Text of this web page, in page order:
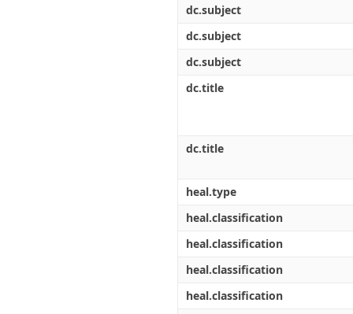
dc.subject
dc.subject
dc.subject
dc.title
dc.title
heal.type
heal.classification
heal.classification
heal.classification
heal.classification